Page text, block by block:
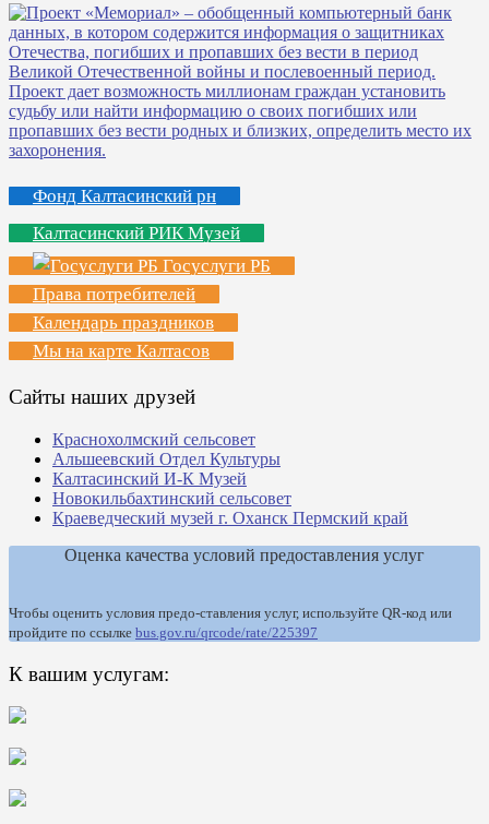
Фонд Калтасинский рн
Калтасинский РИК Музей
Госуслуги РБ
Права потребителей
Календарь праздников
Мы на карте Калтасов
Сайты наших друзей
Краснохолмский сельсовет
Альшеевский Отдел Культуры
Калтасинский И-К Музей
Новокильбахтинский сельсовет
Краеведческий музей г. Оханск Пермский край
Оценка качества условий предоставления услуг
Чтобы оценить условия предо-ставления услуг, используйте QR-код или
пройдите по ссылке bus.gov.ru/qrcode/rate/225397
К вашим услугам: